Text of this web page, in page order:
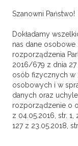
Szanowni Państwo!
Dokładamy
nas dane
rozporządzenia
2016/679 z dnia
osób fizycznych w
osobowych i w
danych oraz
rozporządzenie o
z 04.05.2016, str. 1,
127 z 23.05.2018,